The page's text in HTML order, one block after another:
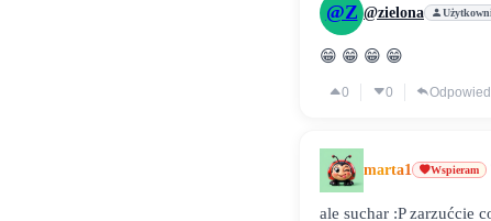
@Z @zielona
😁 😁 😁 😁
0 0
marta1 Wspieram
ale suchar :P zarzućcie